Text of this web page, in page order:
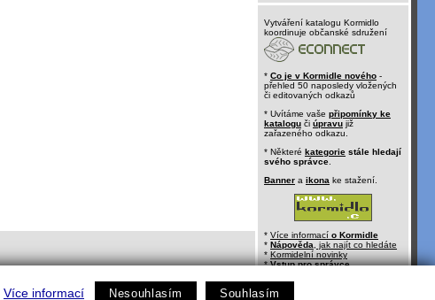
Více informací Nesouhlasím Souhlasím
Vytváření katalogu Kormidlo
koordinuje občanské sdružení
* Co je v Kormidle nového -
přehled 50 naposledy vložených
či editovaných odkazů
* Uvítáme vaše připomínky ke
katalogu či úpravu již
zařazeného odkazu.
* Některé kategorie stále hledají
svého správce
Banner a ikona ke stažení.
* Více informací o Kormidle
* Nápověda , jak najít co hledáte
* Kormidelní novinky
*Vstup pro správce